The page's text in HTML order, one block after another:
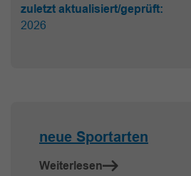
zuletzt aktualisiert/geprüft:
2026
neue Sportarten
Weiterlesen